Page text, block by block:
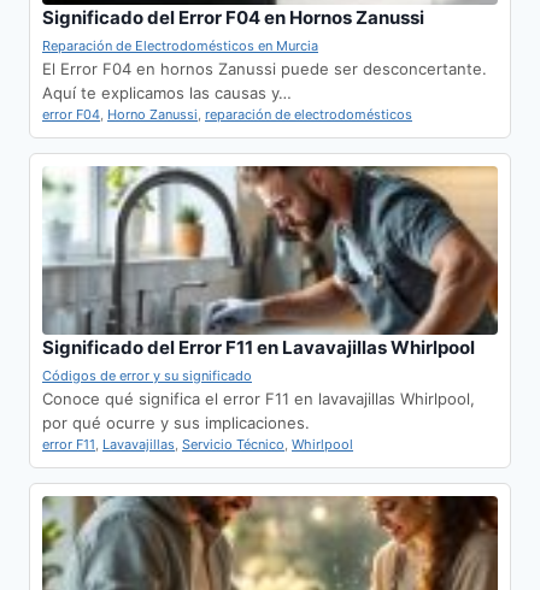
Significado del Error F04 en Hornos Zanussi
Reparación de Electrodomésticos en Murcia
El Error F04 en hornos Zanussi puede ser desconcertante.
Aquí te explicamos las causas y…
error F04, Horno Zanussi, reparación de electrodomésticos
Significado del Error F11 en Lavavajillas Whirlpool
Códigos de error y su significado
Conoce qué significa el error F11 en lavavajillas Whirlpool,
por qué ocurre y sus implicaciones.
error F11, Lavavajillas, Servicio Técnico, Whirlpool